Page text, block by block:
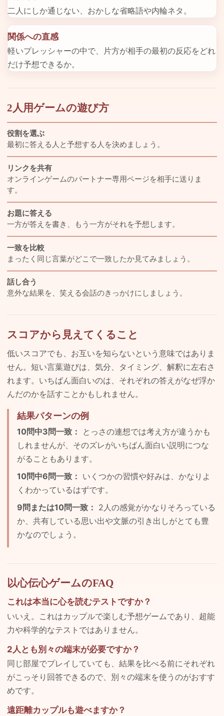
二人にしか通じない、おかしな省略語や内輪ネタ。
関係への直感
軽いプレッシャーの中で、片方が相手の最初の反応をどれ
だけ予想できるか。
2人用ゲームの遊び方
役割を選ぶ
最初に答える人と予想する人を決めましょう。
リンクを共有
オンラインゲームのパートナー専用ページを相手に送りま
す。
お題に答える
一方が答えを書き、もう一方がそれを予想します。
一致を比較
まったく同じ言葉がどこで一致したか見てみましょう。
話し合う
意外な結果を、笑える会話のきっかけにしましょう。
スコアから見えてくること
低いスコアでも、お互いを知らないという意味ではありま
せん。短い言葉遊びは、気分、タイミング、解釈に左右さ
れます。いちばん面白いのは、それぞれの答えがなぜ浮か
んだのかを話すことかもしれません。
結果パターンの例
10問中3問一致：
とっさの連想では考え方が違うかも
しれませんが、そのズレがいちばん面白い説明につな
がることもあります。
10問中6問一致： いくつかの習慣や好みは、かなりよ
くわかっているはずです。
9問または10問一致： 2人の感覚がかなりそろっている
か、共有している思い出や文脈の引き出しがとても豊
かなのでしょう。
以心伝心ゲームのFAQ
これは本当に心を読むテストですか？
いいえ。これはカップルで楽しむ予想ゲームであり、超能
力や科学的なテストではありません。
2人とも別々の端末が必要ですか？
同じ部屋でプレイしていても、結果を比べる前にそれぞれ
がこっそり回答できるので、別々の端末を使うのがおすす
めです。
遠距離カップルも遊べますか？